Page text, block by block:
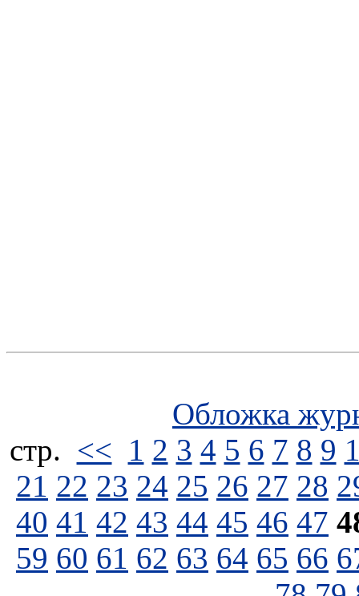
Обложка
стp. << 1 2 3 4 5 6 7 8 9
21 22 23 24 25 26 27 28
40 41 42 43 44 45 46 47
59 60 61 62 63 64 65 66